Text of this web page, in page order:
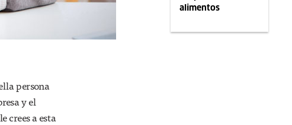
alimentos
persona
y el
crees a esta